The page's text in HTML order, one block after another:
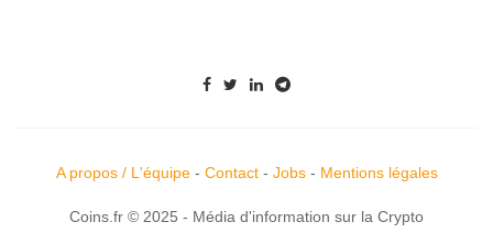
A propos / L'équipe- Contact- Jobs- Mentions légales
Coins.fr © 2025 - Média d'information sur la Crypto